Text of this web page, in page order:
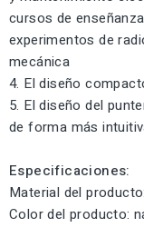
cursos de
experimentos de
mecánica
4. El diseño
5. El diseño del
de forma más
Especificaciones:
Material del
Color del producto: